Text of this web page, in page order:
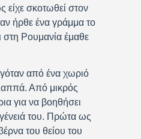
είχε σκοτωθεί στον
ήρθε ένα γράμμα το
στη Ρουμανία έμαθε
από ένα χωριό
Από μικρός
για να βοηθήσει
του. Πρώτα ως
του θείου του